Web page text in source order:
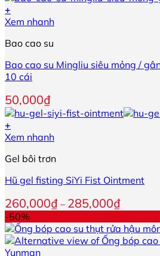
+
Sản
này
nhiều
biến
thể.
Các
tùy
chọn
có
thể
được
chọn
trên
trang
sản
phẩm
Xem nhanh
Bao cao su
Bao cao su Mingliu siêu mỏng /
10 cái
50,000₫
+
Sản
này
nhiều
biến
thể.
Các
tùy
chọn
Xem nhanh
Gel bôi trơn
Hũ gel fisting SiYi Fist Ointment
260,000₫ – 285,000₫Khoảng
giá:
từ
đến
-50%